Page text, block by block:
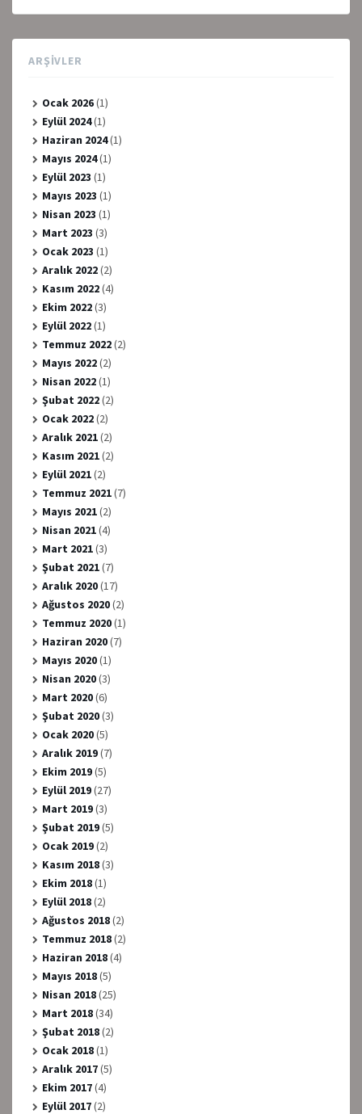
ARŞIVLER
Ocak 2026(1)
Eylül 2024(1)
Haziran 2024(1)
Mayıs 2024(1)
Eylül 2023 (1)
Mayıs 2023 (1)
Nisan 2023 (1)
Mart 2023 (3)
Ocak 2023 (1)
Aralık 2022(2)
Kasım 2022(4)
Ekim 2022(3)
Eylül 2022(1)
Temmuz 2022(2)
Mayıs 2022(2)
Nisan 2022(1)
Şubat 2022(2)
Ocak 2022(2)
Aralık 2021(2)
Kasım 2021(2)
Eylül 2021(2)
Temmuz 2021(7)
Mayıs 2021(2)
Nisan 2021(4)
Mart 2021(3)
Şubat 2021(7)
Aralık 2020(17)
Ağustos 2020(2)
Temmuz 2020(1)
Haziran 2020(7)
Mayıs 2020(1)
Nisan 2020(3)
Mart 2020(6)
Şubat 2020(3)
Ocak 2020(5)
Aralık 2019(7)
Ekim 2019(5)
Eylül 2019(27)
Mart 2019(3)
Şubat 2019(5)
Ocak 2019(2)
Kasım 2018(3)
Ekim 2018(1)
Eylül 2018(2)
Ağustos 2018(2)
Temmuz 2018(2)
Haziran 2018(4)
Mayıs 2018(5)
Nisan 2018(25)
Mart 2018(34)
Şubat 2018(2)
Ocak 2018(1)
Aralık 2017(5)
Ekim 2017(4)
Eylül 2017(2)